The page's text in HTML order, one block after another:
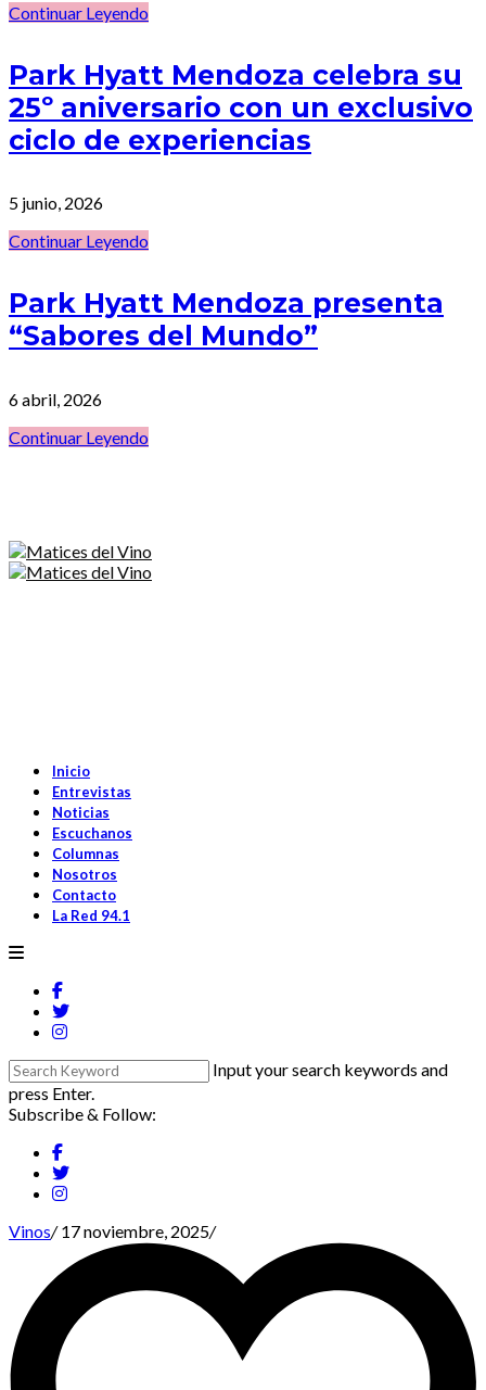
Continuar Leyendo
Park Hyatt Mendoza celebra su
25º aniversario con un exclusivo
ciclo de experiencias
5 junio, 2026
Continuar Leyendo
Park Hyatt Mendoza presenta
“Sabores del Mundo”
6 abril, 2026
Continuar Leyendo
Inicio
Entrevistas
Noticias
Escuchanos
Columnas
Nosotros
Contacto
La Red 94.1
Input your search keywords and
press Enter.
Subscribe & Follow:
Vinos/17 noviembre, 2025/